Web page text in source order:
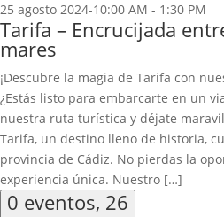
25 agosto 2024-10:00 AM - 1:30 PM
Tarifa – Encrucijada
mares
¡Descubre la magia de Tarifa con
¿Estás listo para embarcarte en un
nuestra ruta turística y déjate
Tarifa, un destino lleno de historia,
provincia de Cádiz. No pierdas la
experiencia única. Nuestro […]
0 eventos, 26